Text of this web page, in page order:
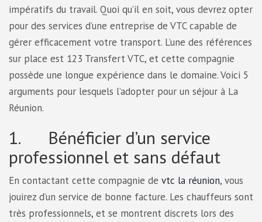
impératifs du travail. Quoi qu’il en soit, vous devrez opter
pour des services d’une entreprise de VTC capable de
gérer efficacement votre transport. L’une des références
sur place est 123 Transfert VTC, et cette compagnie
possède une longue expérience dans le domaine. Voici 5
arguments pour lesquels l’adopter pour un séjour à La
Réunion.
1. Bénéficier d’un service
professionnel et sans défaut
En contactant cette compagnie de vtc la réunion, vous
jouirez d’un service de bonne facture. Les chauffeurs sont
très professionnels, et se montrent discrets lors des